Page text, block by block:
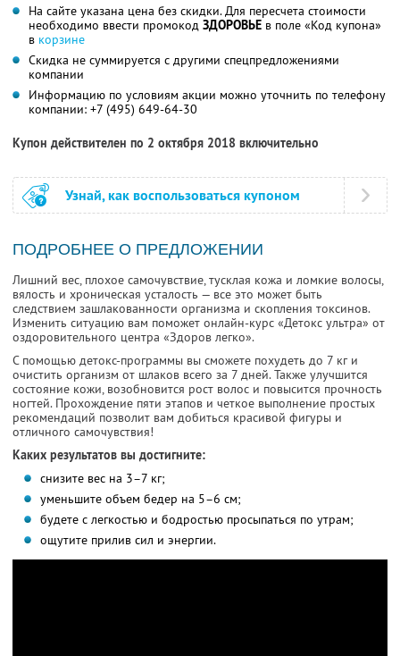
На сайте указана цена без скидки. Для пересчета стоимости
необходимо ввести промокод ЗДОРОВЬЕ в поле «Код купона»
в корзине
Скидка не суммируется с другими спецпредложениями
компании
Информацию по условиям акции можно уточнить по телефону
компании: +7 (495) 649-64-30
Купон действителен по 2 октября 2018 включительно
Узнай, как воспользоваться купоном
ПОДРОБНЕЕ О ПРЕДЛОЖЕНИИ
Лишний вес, плохое самочувствие, тусклая кожа и ломкие волосы,
вялость и хроническая усталость — все это может быть
следствием зашлакованности организма и скопления токсинов.
Изменить ситуацию вам поможет онлайн-курс «Детокс ультра» от
оздоровительного центра «Здоров легко».
С помощью детокс-программы вы сможете похудеть до 7 кг и
очистить организм от шлаков всего за 7 дней. Также улучшится
состояние кожи, возобновится рост волос и повысится прочность
ногтей. Прохождение пяти этапов и четкое выполнение простых
рекомендаций позволит вам добиться красивой фигуры и
отличного самочувствия!
Каких результатов вы достигните:
снизите вес на 3–7 кг;
уменьшите объем бедер на 5–6 см;
будете с легкостью и бодростью просыпаться по утрам;
ощутите прилив сил и энергии.